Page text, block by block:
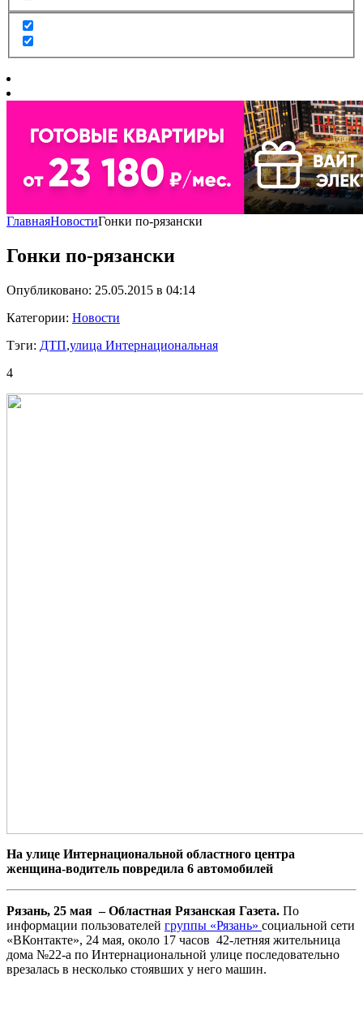
ГлавнаяНовостиГонки по-рязански
Гонки по-рязански
Опубликовано: 25.05.2015 в 04:14
Категории: Новости
Тэги: ДТП,улица Интернациональная
4
На улице Интернациональной областного центра
женщина-водитель повредила 6 автомобилей
Рязань, 25 мая – Областная Рязанская Газета. По
информации пользователей группы «Рязань» социальной сети
«ВКонтакте», 24 мая, около 17 часов 42-летняя жительница
дома №22-а по Интернациональной улице последовательно
врезалась в несколько стоявших у него машин.